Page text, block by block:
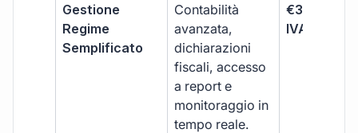
Gestione
Regime
Semplificato
Contabilità
avanzata,
dichiarazioni
fiscali, accesso
a report e
monitoraggio in
tempo reale.
€333 +
IVA/